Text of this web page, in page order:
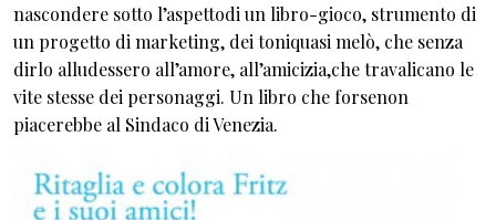
nascondere sotto l’aspettodi un libro-gioco, strumento di
un progetto di marketing, dei toniquasi melò, che senza
dirlo alludessero all’amore, all’amicizia,che travalicano le
vite stesse dei personaggi. Un libro che forsenon
piacerebbe al Sindaco di Venezia.